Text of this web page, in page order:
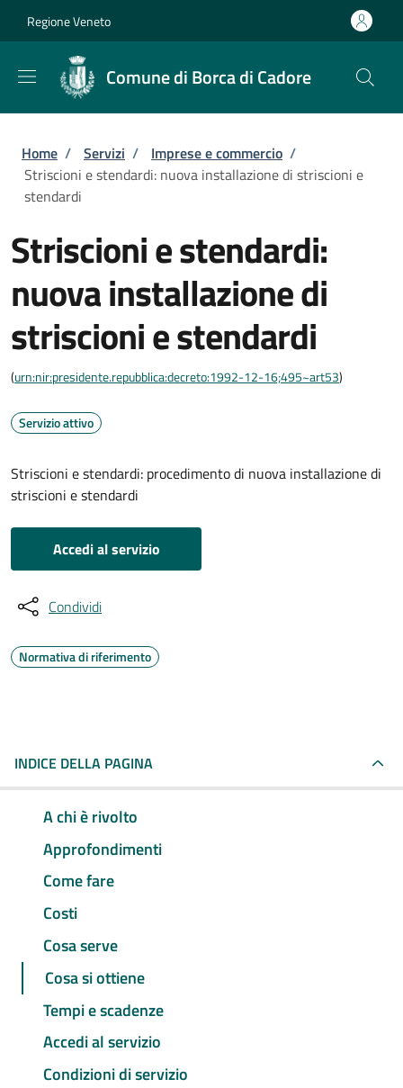
Regione Veneto
Comune di Borca di Cadore
Briciole di pane
Home / Servizi / Imprese e commercio /
Striscioni e stendardi: nuova installazione di striscioni e
stendardi
Striscioni e stendardi:
nuova installazione di
striscioni e stendardi
(urn:nir:presidente.repubblica:decreto:1992-12-16;495~art53)
Servizio attivo
Striscioni e stendardi: procedimento di nuova installazione di
striscioni e stendardi
Accedi al servizio
Condividi
Normativa di riferimento
INDICE DELLA PAGINA
A chi è rivolto
Approfondimenti
Come fare
Costi
Cosa serve
Cosa si ottiene
Tempi e scadenze
Accedi al servizio
Condizioni di servizio